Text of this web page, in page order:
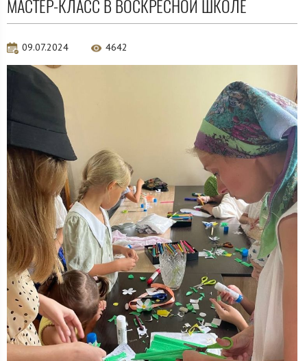
МАСТЕР-КЛАСС В ВОСКРЕСНОЙ ШКОЛЕ
09.07.2024 4642